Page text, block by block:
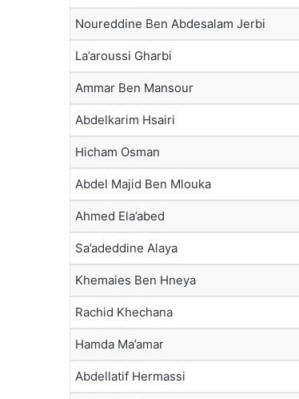
Noureddine Ben Abdesalam Jerbi
La’aroussi Gharbi
Ammar Ben Mansour
Abdelkarim Hsairi
Hicham Osman
Abdel Majid Ben Mlouka
Ahmed Ela’abed
Sa’adeddine Alaya
Khemaies Ben Hneya
Rachid Khechana
Hamda Ma’amar
Abdellatif Hermassi